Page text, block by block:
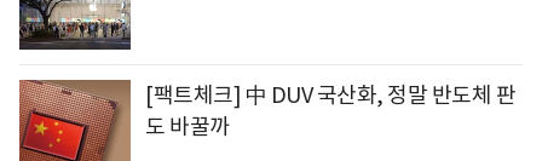
[팩트체크] 中 DUV 국산화, 정말 반도체 판
도 바꿀까